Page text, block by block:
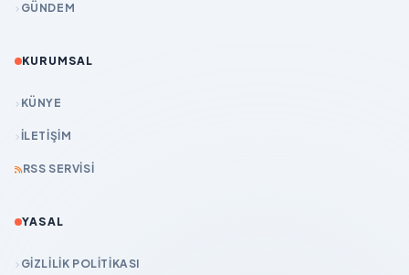
GÜNDEM
KURUMSAL
KÜNYE
İLETIŞIM
RSS SERVISI
YASAL
GIZLILIK POLITIKASI